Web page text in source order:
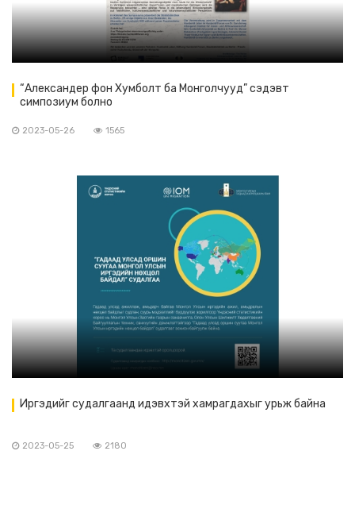
“Александер фон Хумболт ба Монголчууд” сэдэвт
симпозиум болно
2023-05-26 1565
Иргэдийг судалгаанд идэвхтэй хамрагдахыг урьж байна
2023-05-25 2180